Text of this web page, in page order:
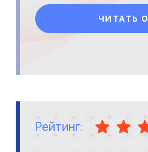
ЧИТАТЬ
Рейтинг: